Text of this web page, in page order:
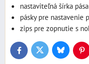
nastaviteľná šírka pása
pásky pre nastavenie
zips pre zopnutie s
FacebookTwitter Bluesky